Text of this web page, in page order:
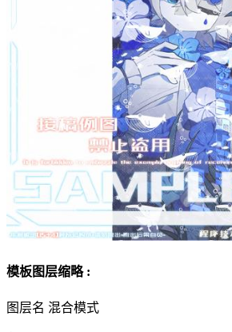
模板图层缩略 :
图层名 混合模式